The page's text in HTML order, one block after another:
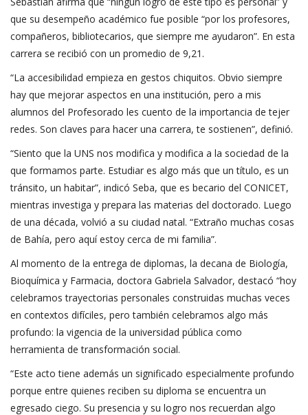
que su desempeño académico fue posible “por los profesores,
compañeros, bibliotecarios, que siempre me ayudaron”. En esta
carrera se recibió con un promedio de 9,21.
“La accesibilidad empieza en gestos chiquitos. Obvio siempre
hay que mejorar aspectos en una institución, pero a mis
alumnos del Profesorado les cuento de la importancia de tejer
redes. Son claves para hacer una carrera, te sostienen”, definió.
“Siento que la UNS nos modifica y modifica a la sociedad de la
que formamos parte. Estudiar es algo más que un título, es un
tránsito, un habitar”, indicó Seba, que es becario del CONICET,
mientras investiga y prepara las materias del doctorado. Luego
de una década, volvió a su ciudad natal. “Extraño muchas cosas
de Bahía, pero aquí estoy cerca de mi familia”.
Al momento de la entrega de diplomas, la decana de Biología,
Bioquímica y Farmacia, doctora Gabriela Salvador, destacó “hoy
celebramos trayectorias personales construidas muchas veces
en contextos difíciles, pero también celebramos algo más
profundo: la vigencia de la universidad pública como
herramienta de transformación social.
“Este acto tiene además un significado especialmente profundo
porque entre quienes reciben su diploma se encuentra un
egresado ciego. Su presencia y su logro nos recuerdan algo